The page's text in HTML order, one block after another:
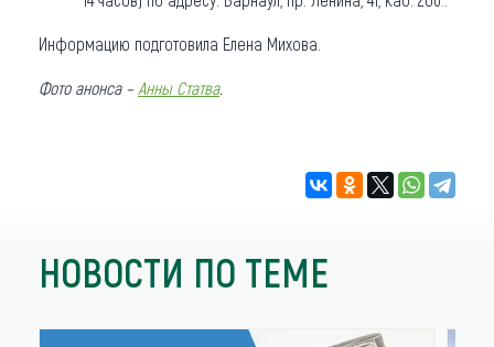
Информацию подготовила Елена Михова.
Фото анонса – Анны Статва.
НОВОСТИ ПО ТЕМЕ